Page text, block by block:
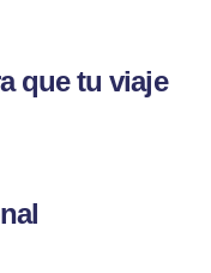
que tu viaje